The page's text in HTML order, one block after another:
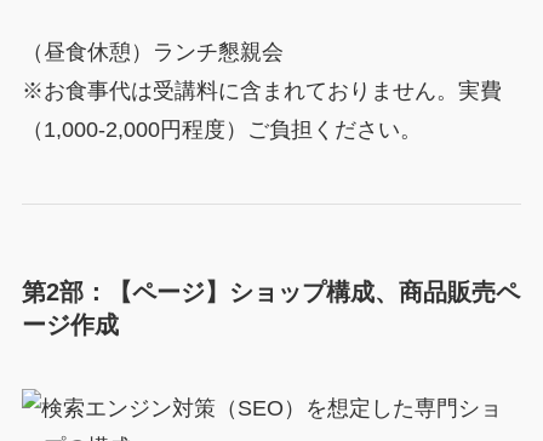
（昼食休憩）ランチ懇親会
※お食事代は受講料に含まれておりません。実費
（1,000-2,000円程度）ご負担ください。
第2部：【ページ】ショップ構成、商品販売ペ
ージ作成